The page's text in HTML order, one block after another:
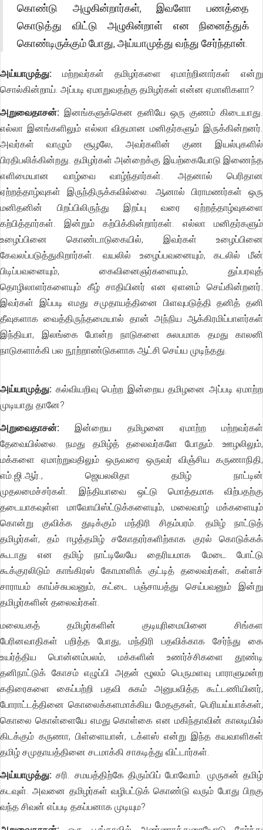
கொண்டு அழுகின்றார்கள், இவளோ பணத்தை
கொடுத்து விட்டு அழுகின்றாள் என நினைத்துக்
கொண்டிருக்கும் போது, அய்யாமுத்து வந்து சேர்ந்தான்.
அய்யாமுத்து: மற்றவர்கள் தமிழர்களை ஏமாற்றினார்கள் என்று
சொல்கின்றாய். அப்படி ஏமாறுவதற்கு தமிழர்கள் என்ன ஏமாளிகளா?
அறுவைதாசன்: இனங்களுக்கென தனியே ஒரு குணம் கிடையாது.
எல்லா இனங்களிலும் எல்லா விதமான மனிதர்களும் இருக்கின்றனர்.
அவர்கள் வாழும் சூழலே, அவர்களின் குண இயல்புகளில்
பிரதிபலிக்கின்றது. தமிழர்கள் அன்றைக்கு இயற்கையோடு இணைந்த
எளிமையான வாழ்வை வாழ்ந்தார்கள். அதனால் பெரிதான
ஏற்றத்தாழ்வுகள் இருந்திருக்கவில்லை. ஆனால் பிராமணர்கள் ஒரு
மனிதனின் பிறப்பிலிருந்து இறப்பு வரை ஏற்றத்தாழ்வுகளை
கற்பித்தார்கள். இன்றும் கற்பிக்கின்றார்கள். எல்லா மனிதர்களும்
உழைப்பினை கொண்டாடுகையில், இவர்கள் உழைப்பினை
கேவலப்படுத்துகிறார்கள். வயலில் உழைப்பவனையும், கடலில் மீன்
பிடிப்பவனையும், கைவினைஞர்களையும், துப்பரவுத்
தொழிலாளர்களையும் கீழ் சாதியினர் என ஏளனம் செய்கின்றனர்.
இவர்கள் இப்படி எமது சமுதாயத்தினை பிளவுபடுத்தி தனித் தனி
தீவுகளாக வைத்திருந்தமையால் தான் அந்நிய ஆக்கிரமிப்பாளர்கள்
இந்தியா, இலங்கை போன்ற நாடுகளை சுலபமாக தமது காலனி
நாடுகளாக்கி பல நூற்றாண்டுகளாக ஆட்சி செய்ய முடிந்தது.
அய்யாமுத்து: கல்வியறிவு பெற்ற இன்றைய தமிழனை அப்படி ஏமாற்ற
முடியாது தானே?
அறுவைதாசன்: இன்றைய தமிழனை ஏமாற்ற மற்றவர்கள்
தேவையில்லை. நமது தமிழ்த் தலைவர்களே போதும். ஊழலிலும்,
மக்களை ஏமாற்றுவதிலும் ஒருவரை ஒருவர் விஞ்சிய கருணாநிதி,
எம்.ஜி.ஆர்., ஜெயலலிதா தமிழ் நாட்டின்
முதலமைச்சர்கள். இந்தியாவை ஒட்டு மொத்தமாக விற்பதற்கு
தடையாகவுள்ள மாவோயிஸ்ட்டுக்களையும், மலைவாழ் மக்களையும்
கொன்று குவிக்க துடிக்கும் மந்திரி சிதம்பரம். தமிழ் நாட்டுத்
தமிழர்கள், தம் ஈழத்தமிழ் சகோதரர்களிற்காக குரல் கொடுக்கக்
கூடாது என தமிழ் நாட்டிலேயே தைரியமாக மேடை போட்டு
கூக்குரலிடும் காங்கிரஸ் கோமாளிக் குட்டித் தலைவர்கள், கள்ளச்
சாராயம் காய்ச்சுபவனும், கட்டை பஞ்சாயத்து செய்பவனும் இன்று
தமிழர்களின் தலைவர்கள்.
மலையகத் தமிழர்களின் குடியுரிமையினை சிங்கள
பேரினவாதிகள் பறித்த போது, மந்திரி பதவிக்காக சேர்ந்து கை
உயர்த்திய பொன்னம்பலம், மக்களின் உணர்ச்சிகளை தூண்டி
தனிநாட்டுக் கோசம் எழுப்பி அதன் ழூலம் பெருமளவு பாராளுமன்ற
கதிரைகளை கைப்பற்றி பதவி சுகம் அனுபவித்த கூட்டணியினர்,
போராட்டத்தினை கொலைக்களமாக்கிய மேதகுகள், பெரியய்யாக்கள்,
கொலை கொள்ளையே எமது கொள்கை என மகிந்தாவின் காலடியில்
கிடக்கும் கருணா, பிள்ளையான், டக்ளஸ் என்று இந்த கயவாளிகள்
தமிழ் சமுதாயத்தினை சடமாக்கி சாகடித்து விட்டார்கள்.
அய்யாமுத்து: சரி. சமயத்திற்கே திரும்பிப் போவோம். முருகன் தமிழ்
கடவுள். அவனை தமிழர்கள் வழிபட்டுக் கொண்டு வரும் போது பிறகு
வந்த சிவன் எப்படி தகப்பனாக முடியும?